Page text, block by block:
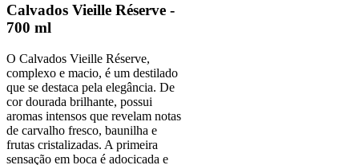
Calvados Vieille Réserve -
700 ml
O Calvados Vieille Réserve,
complexo e macio, é um destilado
que se destaca pela elegância. De
cor dourada brilhante, possui
aromas intensos que revelam notas
de carvalho fresco, baunilha e
frutas cristalizadas. A primeira
sensação em boca é adocicada e